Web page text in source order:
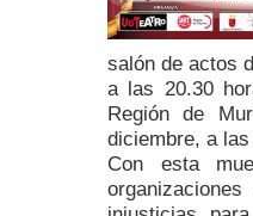
salón de actos
a las 20.30
Región de
diciembre, a
Con esta